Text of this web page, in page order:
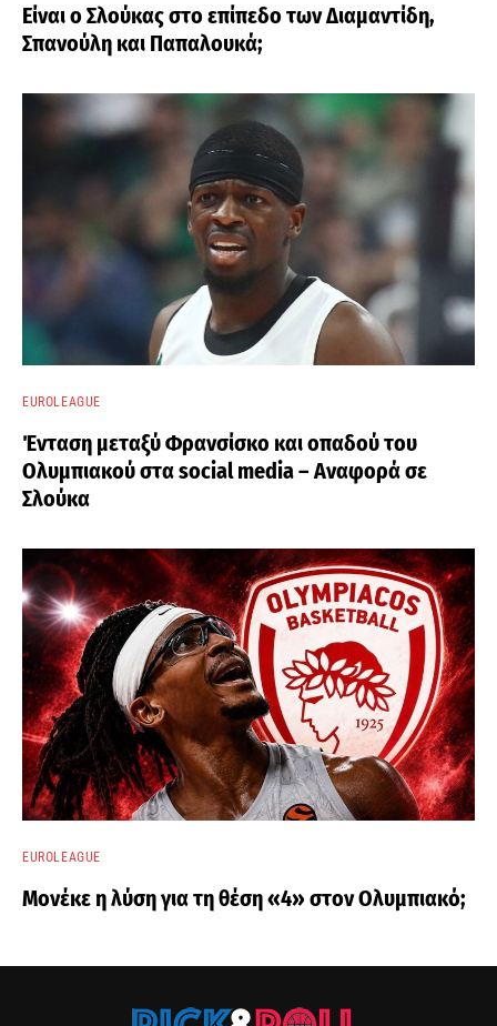
Είναι ο Σλούκας στο επίπεδο των Διαμαντίδη,
Σπανούλη και Παπαλουκά;
EUROLEAGUE
Ένταση μεταξύ Φρανσίσκο και οπαδού του
Ολυμπιακού στα social media – Αναφορά σε
Σλούκα
EUROLEAGUE
Μονέκε η λύση για τη θέση «4» στον Ολυμπιακό;